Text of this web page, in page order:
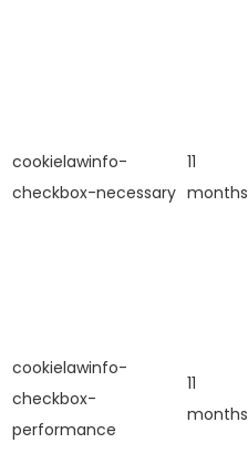
cookielawinfo-
checkbox-necessary
11
months
cookielawinfo-
checkbox-
performance
11
months